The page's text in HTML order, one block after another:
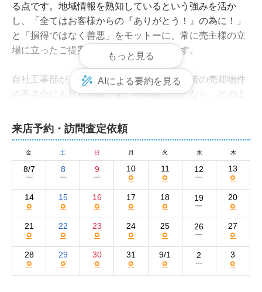
来店予約・訪問査定依頼
金 土 日 月 火 水 木
8/7
ー
8
ー
9
ー
10
○
11
○
12
ー
13
○
14
○
15
○
16
○
17
○
18
○
19
ー
20
○
21
○
22
○
23
○
24
○
25
○
26
ー
27
○
28
○
29
○
30
○
31
○
9/1
○
2
ー
3
○
る点です。地域情報を熟知しているという強みを活か
し、「全てはお客様からの『ありがとう！』の為に！」
と「損得ではなく善悪」をモットーに、常に売主様の立
場に立ったご提案とサポートをいたします。
自社工事部がございますので、お引き渡し後の売却物件
の不具合にも対応可能です。不動産のことなら、どのよ
株式会社ひだまりハウス 日立店の集客方法と売
却活動の強み
弊社では、インターネットをメイン​​にさまざまな媒体を
使って買い手を集客しています。
物件情報は、当社サイトとSUUMO、at home、HOM
E'S、Yahoo!不動産に掲載。買い手の目を引くような最
高の画質・画角を常に全店で追及・共有しております。​​
また、購入の可能性が高いと言われている地域の買い手
に向けて、チラシのポスティングや看板の設置、オープ
もっと見る
AIによる要約を見る